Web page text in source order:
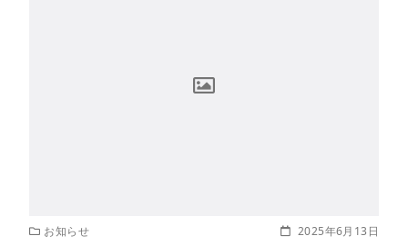
お知らせ 2025年6月13日